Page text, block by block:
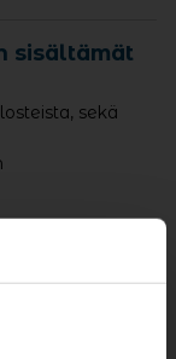
sisältämät
sekä